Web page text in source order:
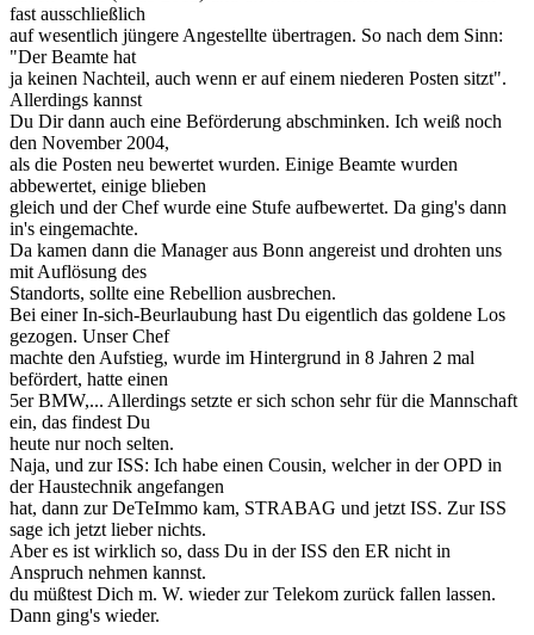
fast ausschließlich
auf wesentlich jüngere Angestellte übertragen. So nach dem Sinn:
"Der Beamte hat
ja keinen Nachteil, auch wenn er auf einem niederen Posten sitzt".
Allerdings kannst
Du Dir dann auch eine Beförderung abschminken. Ich weiß noch
den November 2004,
als die Posten neu bewertet wurden. Einige Beamte wurden
abbewertet, einige blieben
gleich und der Chef wurde eine Stufe aufbewertet. Da ging's dann
in's eingemachte.
Da kamen dann die Manager aus Bonn angereist und drohten uns
mit Auflösung des
Standorts, sollte eine Rebellion ausbrechen.
Bei einer In-sich-Beurlaubung hast Du eigentlich das goldene Los
gezogen. Unser Chef
machte den Aufstieg, wurde im Hintergrund in 8 Jahren 2 mal
befördert, hatte einen
5er BMW,... Allerdings setzte er sich schon sehr für die Mannschaft
ein, das findest Du
heute nur noch selten.
Naja, und zur ISS: Ich habe einen Cousin, welcher in der OPD in
der Haustechnik angefangen
hat, dann zur DeTeImmo kam, STRABAG und jetzt ISS. Zur ISS
sage ich jetzt lieber nichts.
Aber es ist wirklich so, dass Du in der ISS den ER nicht in
Anspruch nehmen kannst.
du müßtest Dich m. W. wieder zur Telekom zurück fallen lassen.
Dann ging's wieder.